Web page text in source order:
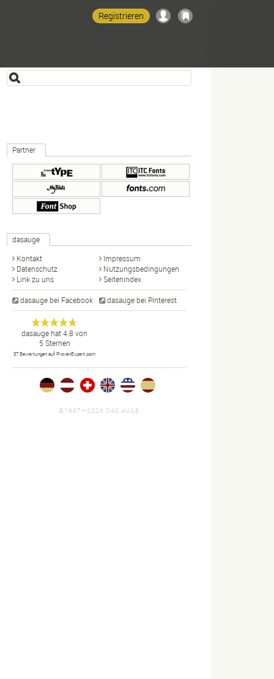
Registrieren
Partner
dasauge
Kontakt
Impressum
Datenschutz
Nutzungsbedingungen
Link zu uns
Seitenindex
dasauge bei Facebook dasauge bei Pinterest
dasauge
Designer,
Fotografen,
Agenturen,
Portfolios
und Jobs.
Anonym
dasauge hat4.8 von
5 Sternen
37 Bewertungen auf ProvenExpert.com
©1997—2026 DAS AUGE